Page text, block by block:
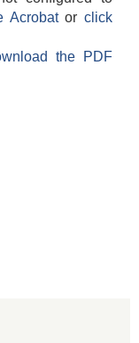
Acrobatorclick
the PDF